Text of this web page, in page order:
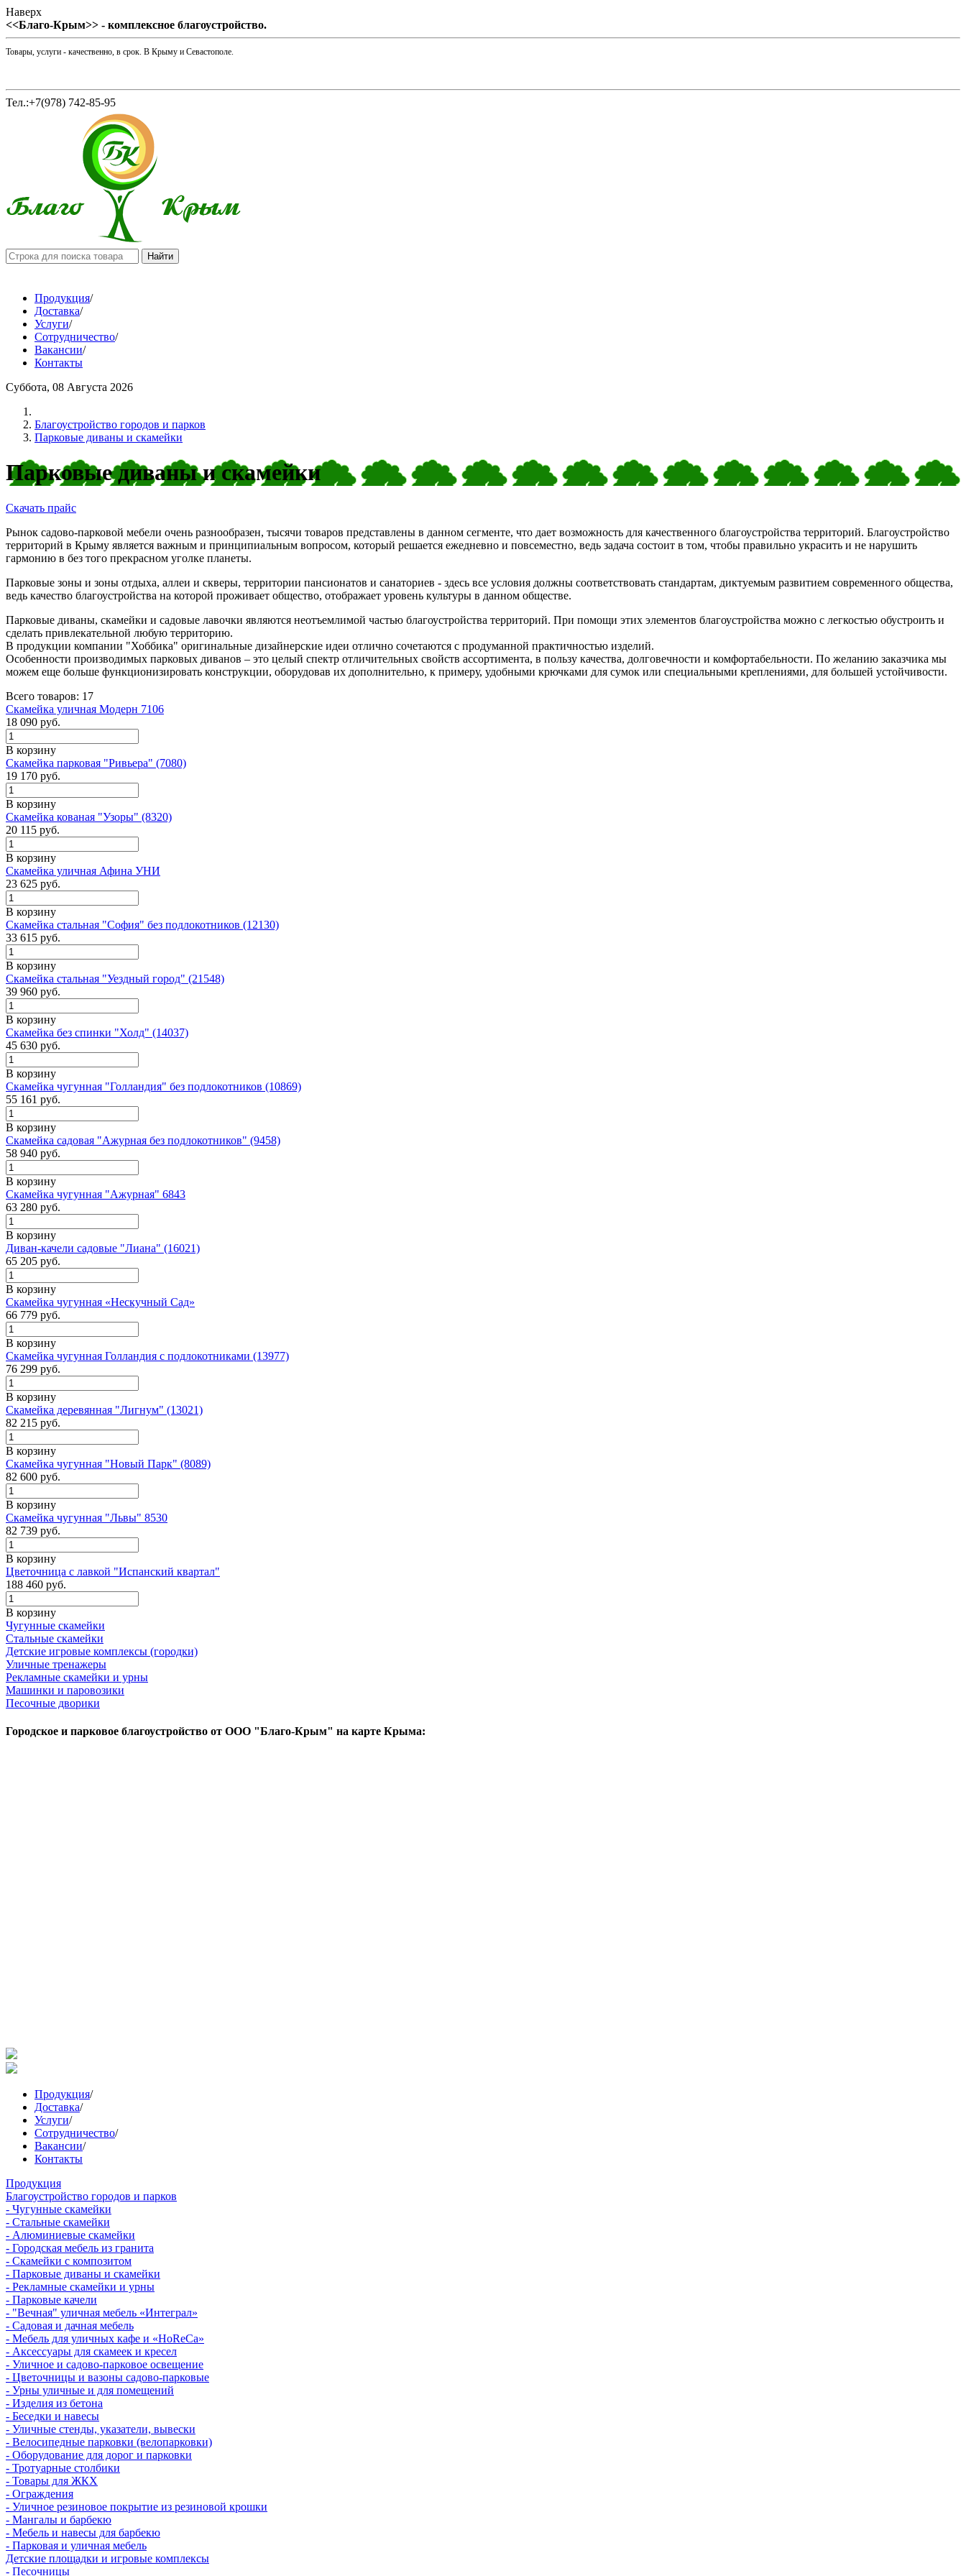
Наверх
<<Благо-Крым>> - комплексное благоустройство.
Товары, услуги - качественно, в срок. В Крыму и Севастополе.
Тел.:+7(978) 742-85-95
Продукция/
Доставка/
Услуги/
Сотрудничество/
Вакансии/
Контакты
Суббота, 08 Августа 2026
Благоустройство городов и парков
Парковые диваны и скамейки
Парковые диваны и скамейки
Скачать прайс
Рынок садово-парковой мебели очень разнообразен, тысячи товаров представлены в данном сегменте, что дает возможность для качественного благоустройства территорий. Благоустройство
территорий в Крыму является важным и принципиальным вопросом, который решается ежедневно и повсеместно, ведь задача состоит в том, чтобы правильно украсить и не нарушить
гармонию в без того прекрасном уголке планеты.
Парковые зоны и зоны отдыха, аллеи и скверы, территории пансионатов и санаториев - здесь все условия должны соответствовать стандартам, диктуемым развитием современного общества,
ведь качество благоустройства на которой проживает общество, отображает уровень культуры в данном обществе.
Парковые диваны, скамейки и садовые лавочки являются неотъемлимой частью благоустройства территорий. При помощи этих элементов благоустройства можно с легкостью обустроить и
сделать привлекательной любую территорию.
В продукции компании "Хоббика" оригинальные дизайнерские идеи отлично сочетаются с продуманной практичностью изделий.
Особенности производимых парковых диванов – это целый спектр отличительных свойств ассортимента, в пользу качества, долговечности и комфортабельности. По желанию заказчика мы
можем еще больше функционизировать конструкции, оборудовав их дополнительно, к примеру, удобными крючками для сумок или специальными креплениями, для большей устойчивости.
Всего товаров: 17
Скамейка уличная Модерн 7106
18 090 руб.
В корзину
Скамейка парковая "Ривьера" (7080)
19 170 руб.
В корзину
Скамейка кованая "Узоры" (8320)
20 115 руб.
В корзину
Скамейка уличная Афина УНИ
23 625 руб.
В корзину
Скамейка стальная "София" без подлокотников (12130)
33 615 руб.
В корзину
Скамейка стальная "Уездный город" (21548)
39 960 руб.
В корзину
Скамейка без спинки "Холд" (14037)
45 630 руб.
В корзину
Скамейка чугунная "Голландия" без подлокотников (10869)
55 161 руб.
В корзину
Скамейка садовая "Ажурная без подлокотников" (9458)
58 940 руб.
В корзину
Скамейка чугунная "Ажурная" 6843
63 280 руб.
В корзину
Диван-качели садовые "Лиана" (16021)
65 205 руб.
В корзину
Скамейка чугунная «Нескучный Сад»
66 779 руб.
В корзину
Скамейка чугунная Голландия с подлокотниками (13977)
76 299 руб.
В корзину
Скамейка деревянная "Лигнум" (13021)
82 215 руб.
В корзину
Скамейка чугунная "Новый Парк" (8089)
82 600 руб.
В корзину
Скамейка чугунная "Львы" 8530
82 739 руб.
В корзину
Цветочница с лавкой "Испанский квартал"
188 460 руб.
В корзину
Чугунные скамейки
Стальные скамейки
Детские игровые комплексы (городки)
Уличные тренажеры
Рекламные скамейки и урны
Машинки и паровозики
Песочные дворики
Городское и парковое благоустройство от ООО "Благо-Крым" на карте Крыма:
Продукция/
Доставка/
Услуги/
Сотрудничество/
Вакансии/
Контакты
Продукция
Благоустройство городов и парков
- Чугунные скамейки
- Стальные скамейки
- Алюминиевые скамейки
- Городская мебель из гранита
- Скамейки с композитом
- Парковые диваны и скамейки
- Рекламные скамейки и урны
- Парковые качели
- "Вечная" уличная мебель «Интеграл»
- Садовая и дачная мебель
- Мебель для уличных кафе и «HoReCa»
- Аксессуары для скамеек и кресел
- Уличное и садово-парковое освещение
- Цветочницы и вазоны садово-парковые
- Урны уличные и для помещений
- Изделия из бетона
- Беседки и навесы
- Уличные стенды, указатели, вывески
- Велосипедные парковки (велопарковки)
- Оборудование для дорог и парковки
- Тротуарные столбики
- Товары для ЖКХ
- Ограждения
- Уличное резиновое покрытие из резиновой крошки
- Мангалы и барбекю
- Мебель и навесы для барбекю
- Парковая и уличная мебель
Детские площадки и игровые комплексы
- Песочницы